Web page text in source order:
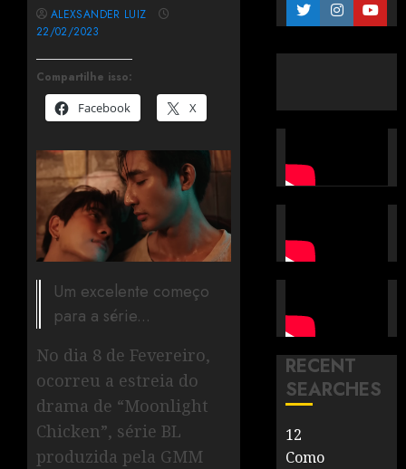
Compartilhe isso:
Facebook
X
ALEXSANDER LUIZ
22/02/2023
Um excelente começo
para a série...
No dia 8 de Fevereiro,
ocorreu a estreia do
drama de “Moonlight
Chicken”, série BL
produzida pela GMM
RECENT
SEARCHES
12
Como